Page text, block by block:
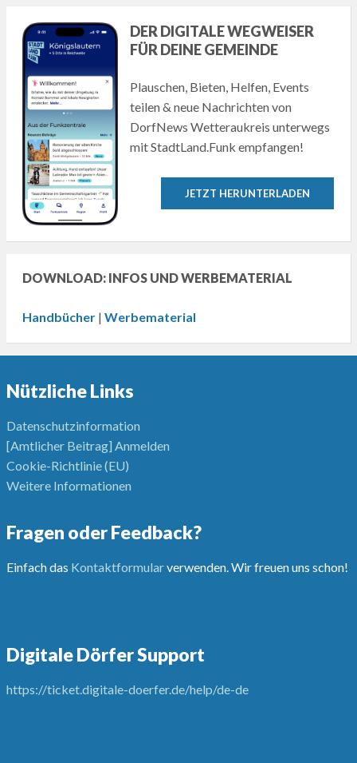
DER DIGITALE WEGWEISER
FÜR DEINE GEMEINDE
Plauschen, Bieten, Helfen, Events
teilen & neue Nachrichten von
DorfNews Wetteraukreis unterwegs
mit StadtLand.Funk empfangen!
JETZT HERUNTERLADEN
DOWNLOAD: INFOS UND WERBEMATERIAL
Handbücher| Werbematerial
Nützliche Links
Datenschutzinformation
[Amtlicher Beitrag] Anmelden
Cookie-Richtlinie (EU)
Weitere Informationen
Fragen oder Feedback?
Einfach das Kontaktformularverwenden. Wir freuen uns schon!
Digitale Dörfer Support
https://ticket.digitale-doerfer.de/help/de-de